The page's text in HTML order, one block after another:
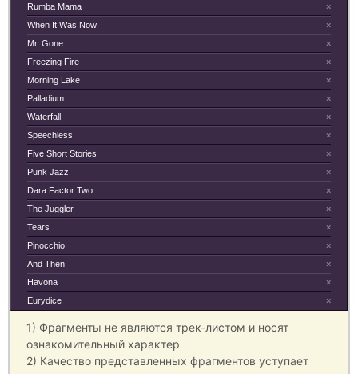
×
Rumba Mama
×
When It Was Now
×
Mr. Gone
×
Freezing Fire
×
Morning Lake
×
Palladium
×
Waterfall
×
Speechless
×
Five Short Stories
×
Punk Jazz
×
Dara Factor Two
×
The Juggler
×
Tears
×
Pinocchio
×
And Then
×
Havona
×
Eurydice
1) Фрагменты не являются трек-листом и носят
ознакомительный характер
2) Качество представленных фрагментов уступает